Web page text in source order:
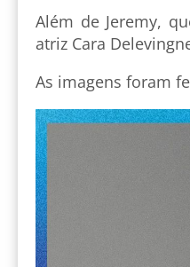
Além de Jeremy,
atriz Cara
As imagens foram